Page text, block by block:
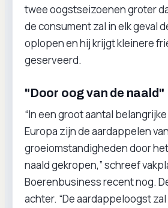
twee oogstseizoenen groter
de consument zal in elk geval
oplopen en hij krijgt kleinere
geserveerd.
"Door oog van de naald"
“In een groot aantal
Europa zijn de aardappelen
groeiomstandigheden door
naald gekropen,” schreef
Boerenbusiness recent nog.
achter. “De aardappeloogst